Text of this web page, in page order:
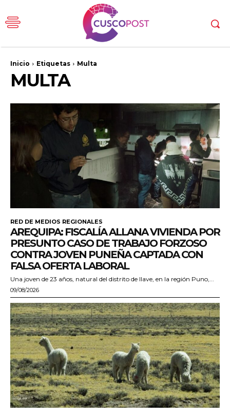
Inicio Etiquetas Multa
MULTA
RED DE MEDIOS REGIONALES
AREQUIPA: FISCALÍA ALLANA VIVIENDA POR
PRESUNTO CASO DE TRABAJO FORZOSO
CONTRA JOVEN PUNEÑA CAPTADA CON
FALSA OFERTA LABORAL
Una joven de 23 años, natural del distrito de Ilave, en la región Puno,...
09/08/2026